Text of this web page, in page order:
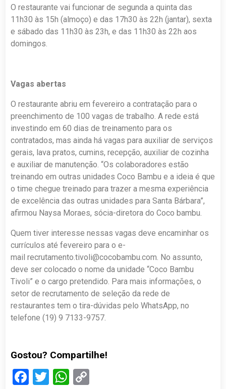
O restaurante vai funcionar de segunda a quinta das
11h30 às 15h (almoço) e das 17h30 às 22h (jantar), sexta
e sábado das 11h30 às 23h, e das 11h30 às 22h aos
domingos.
Vagas abertas
O restaurante abriu em fevereiro a contratação para o
preenchimento de 100 vagas de trabalho. A rede está
investindo em 60 dias de treinamento para os
contratados, mas ainda há vagas para auxiliar de serviços
gerais, lava pratos, cumins, recepção, auxiliar de cozinha
e auxiliar de manutenção. “Os colaboradores estão
treinando em outras unidades Coco Bambu e a ideia é que
o time chegue treinado para trazer a mesma experiência
de excelência das outras unidades para Santa Bárbara”,
afirmou Naysa Moraes, sócia-diretora do Coco bambu.
Quem tiver interesse nessas vagas deve encaminhar os
currículos até fevereiro para o e-
mailrecrutamento.tivoli@cocobambu.com. No assunto,
deve ser colocado o nome da unidade “Coco Bambu
Tivoli” e o cargo pretendido. Para mais informações, o
setor de recrutamento de seleção da rede de
restaurantes tem o tira-dúvidas pelo WhatsApp, no
telefone (19) 9 7133-9757.
Gostou? Compartilhe!
Facebook
TwitterWhatsApp